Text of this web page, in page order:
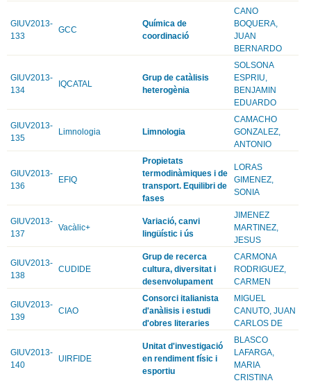
GIUV2013-
133
GCC
Química de
coordinació
CANO
BOQUERA,
JUAN
BERNARDO
GIUV2013-
134
IQCATAL
Grup de catàlisis
heterogènia
SOLSONA
ESPRIU,
BENJAMIN
EDUARDO
GIUV2013-
135
Limnologia Limnologia
CAMACHO
GONZALEZ,
ANTONIO
GIUV2013-
136
EFIQ
Propietats
termodinàmiques i de
transport. Equilibri de
fases
LORAS
GIMENEZ,
SONIA
GIUV2013-
137
Vacàlic+
Variació, canvi
lingüístic i ús
JIMENEZ
MARTINEZ,
JESUS
GIUV2013-
138
CUDIDE
Grup de recerca
cultura, diversitat i
desenvolupament
CARMONA
RODRIGUEZ,
CARMEN
GIUV2013-
139
CIAO
Consorci italianista
d'anàlisis i estudi
d'obres literaries
MIGUEL
CANUTO, JUAN
CARLOS DE
GIUV2013-
140
UIRFIDE
Unitat d'investigació
en rendiment físic i
esportiu
BLASCO
LAFARGA,
MARIA
CRISTINA